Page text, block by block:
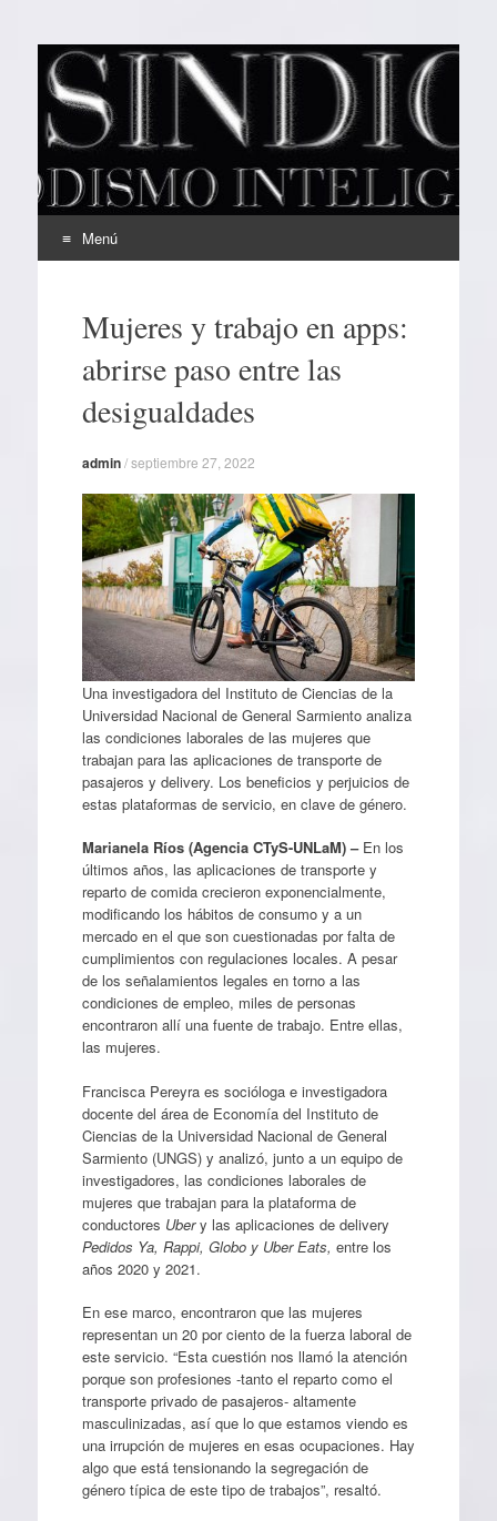
EL SINDICAL
Periodismo Inteligente
Menú
contenidoMujeres y trabajo en apps:
abrirse paso entre las
desigualdades
admin/septiembre 27, 2022
Una investigadora del Instituto de Ciencias de la
Universidad Nacional de General Sarmiento analiza
las condiciones laborales de las mujeres que
trabajan para las aplicaciones de transporte de
pasajeros y delivery. Los beneficios y perjuicios de
estas plataformas de servicio, en clave de género.
Marianela Ríos (Agencia CTyS-UNLaM) – En los
últimos años, las aplicaciones de transporte y
reparto de comida crecieron exponencialmente,
modificando los hábitos de consumo y a un
mercado en el que son cuestionadas por falta de
cumplimientos con regulaciones locales. A pesar
de los señalamientos legales en torno a las
condiciones de empleo, miles de personas
encontraron allí una fuente de trabajo. Entre ellas,
las mujeres.
Francisca Pereyra es socióloga e investigadora
docente del área de Economía del Instituto de
Ciencias de la Universidad Nacional de General
Sarmiento (UNGS) y analizó, junto a un equipo de
investigadores, las condiciones laborales de
mujeres que trabajan para la plataforma de
conductores Ubery las aplicaciones de delivery
Pedidos Ya, Rappi, Globo y Uber Eats, entre los
años 2020 y 2021.
En ese marco, encontraron que las mujeres
representan un 20 por ciento de la fuerza laboral de
este servicio. “Esta cuestión nos llamó la atención
porque son profesiones -tanto el reparto como el
transporte privado de pasajeros- altamente
masculinizadas, así que lo que estamos viendo es
una irrupción de mujeres en esas ocupaciones. Hay
algo que está tensionando la segregación de
género típica de este tipo de trabajos”, resaltó.